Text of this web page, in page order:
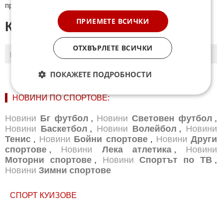
премахнати.
КОМЕНТАРИ КЪМ СТАТИЯТА
ПОСЛЕДНИ ПЪРВИ
НОВИНИ ПО СПОРТОВЕ:
Новини Бг футбол , Новини Световен футбол ,
Новини Баскетбол , Новини Волейбол , Новини
Тенис , Новини Бойни спортове , Новини Други
спортове , Новини Лека атлетика , Новини
Моторни спортове , Новини Спортът по ТВ ,
Новини Зимни спортове
СПОРТ КУИЗОВЕ
ПРИЕМЕТЕ ВСИЧКИ
ОТХВЪРЛЕТЕ ВСИЧКИ
ПОКАЖЕТЕ ПОДРОБНОСТИ